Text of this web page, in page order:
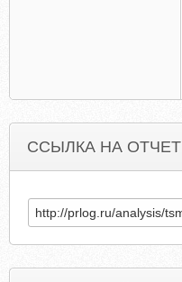
ССЫЛКА НА ОТЧЕТ